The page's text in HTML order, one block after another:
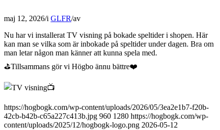
maj 12, 2026/i GLFR/av
Nu har vi installerat TV visning på bokade speltider i shopen. Här
kan man se vilka som är inbokade på speltider under dagen. Bra om
man letar någon man känner att kunna spela med.
⛳Tillsammans gör vi Högbo ännu bättre❤️
https://hogbogk.com/wp-content/uploads/2026/05/3ea2e1b7-f20b-
42cb-b42b-c65a227c413b.jpg 960 1280 https://hogbogk.com/wp-
content/uploads/2025/12/hogbogk-logo.png 2026-05-12